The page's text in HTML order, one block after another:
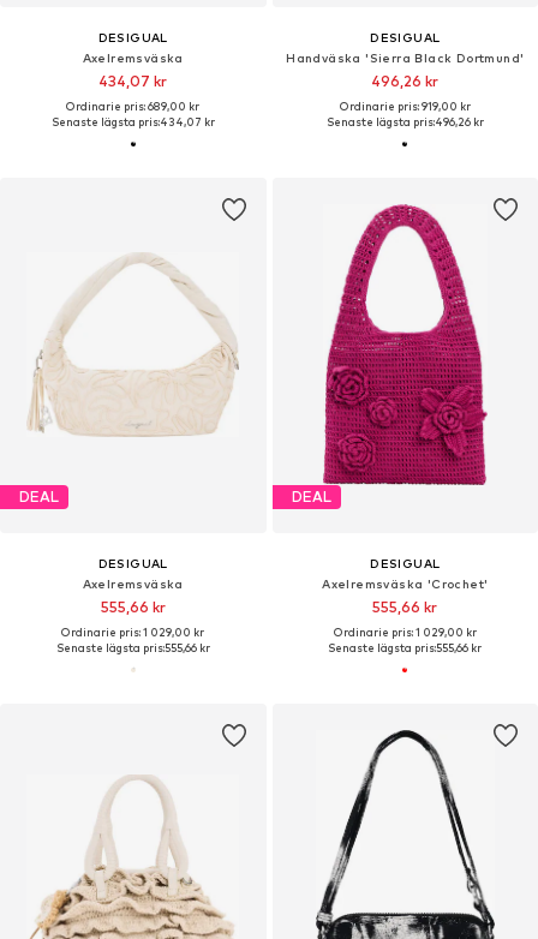
DESIGUAL
Axelremsväska
434,07 kr
Ordinarie pris: 689,00 kr
Senaste lägsta pris:434,07 kr
DESIGUAL
Handväska 'Sierra Black Dortmund'
496,26 kr
Ordinarie pris: 919,00 kr
Senaste lägsta pris:496,26 kr
DEAL
DESIGUAL
Axelremsväska
555,66 kr
Ordinarie pris: 1 029,00 kr
Senaste lägsta pris:555,66 kr
DEAL
DESIGUAL
Axelremsväska 'Crochet'
555,66 kr
Ordinarie pris: 1 029,00 kr
Senaste lägsta pris:555,66 kr